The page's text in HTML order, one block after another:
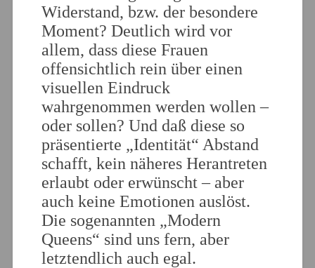
Widerstand, bzw. der besondere
Moment? Deutlich wird vor
allem, dass diese Frauen
offensichtlich rein über einen
visuellen Eindruck
wahrgenommen werden wollen –
oder sollen? Und daß diese so
präsentierte „Identität“ Abstand
schafft, kein näheres Herantreten
erlaubt oder erwünscht – aber
auch keine Emotionen auslöst.
Die sogenannten „Modern
Queens“ sind uns fern, aber
letztendlich auch egal.